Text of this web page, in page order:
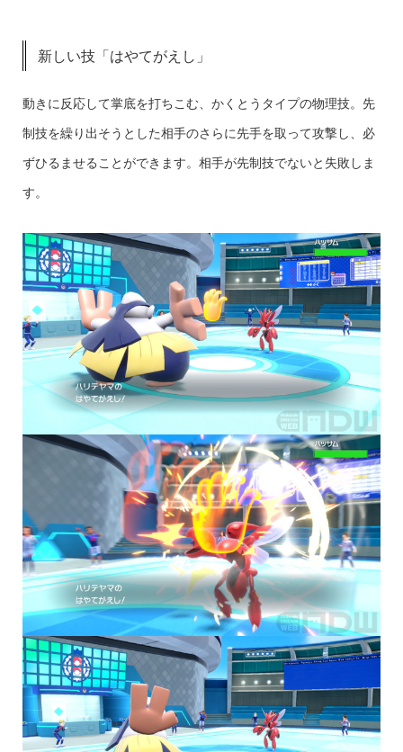
新しい技「はやてがえし」
動きに反応して掌底を打ちこむ、かくとうタイプの物理技。先
制技を繰り出そうとした相手のさらに先手を取って攻撃し、必
ずひるませることができます。相手が先制技でないと失敗しま
す。